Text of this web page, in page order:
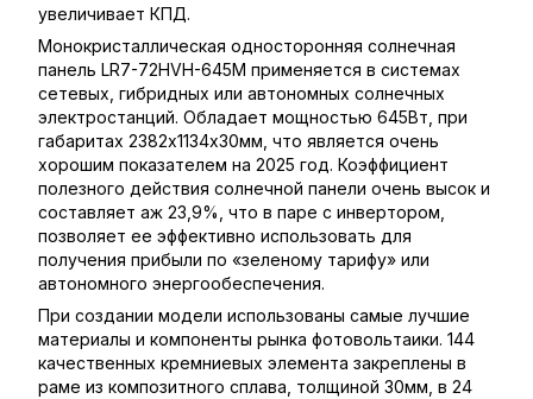
увеличивает КПД.
Монокристаллическая односторонняя солнечная
панель LR7-72HVH-645M применяется в системах
сетевых, гибридных или автономных солнечных
электростанций. Обладает мощностью 645Вт, при
габаритах 2382х1134х30мм, что является очень
хорошим показателем на 2025 год. Коэффициент
полезного действия солнечной панели очень высок и
составляет аж 23,9%, что в паре с инвертором,
позволяет ее эффективно использовать для
получения прибыли по «зеленому тарифу» или
автономного энергообеспечения.
При создании модели использованы самые лучшие
материалы и компоненты рынка фотовольтаики. 144
качественных кремниевых элемента закреплены в
раме из композитного сплава, толщиной 30мм, в 24